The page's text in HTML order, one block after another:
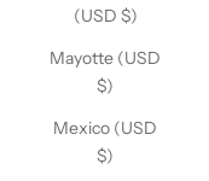
(USD $)
Mayotte (USD
$)
Mexico (USD
$)